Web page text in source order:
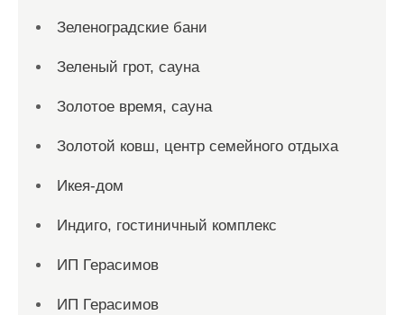
Зеленоградские бани
Зеленый грот, сауна
Золотое время, сауна
Золотой ковш, центр семейного отдыха
Икея-дом
Индиго, гостиничный комплекс
ИП Герасимов
ИП Герасимов